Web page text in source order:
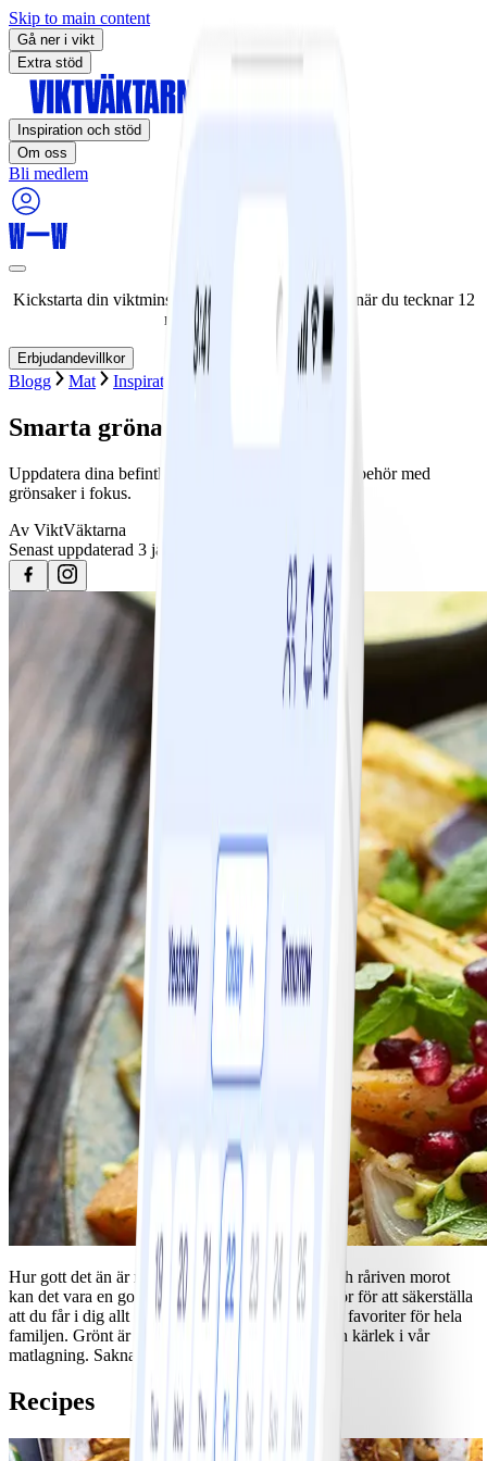
Skip to main content
Gå ner i vikt
Extra stöd
Inspiration och stöd
Om oss
Bli medlem
Kickstarta din viktminskningsresa nu! Spara 50% när du tecknar 12
månaders medlemskap.
Erbjudandevillkor
Blogg Mat Inspiration Receptsamlingar
Smarta gröna tillbehör
Uppdatera dina befintliga favoritrecept med nya tillbehör med
grönsaker i fokus.
Av ViktVäktarna
Senast uppdaterad 3 januari 2024
Hur gott det än är med rostade rotfrukter i ugn och råriven morot
kan det vara en god idé att uppdatera sina tillbehör för att säkerställa
att du får i dig allt grönt du behöver och hitta nya favoriter för hela
familjen. Grönt är gott och förtjänar mer plats och kärlek i vår
matlagning. Saknar du inspiration, bara titta här!
Recipes